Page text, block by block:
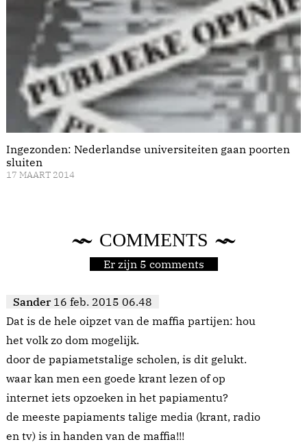
Ingezonden: Nederlandse universiteiten gaan poorten
sluiten
17 MAART 2014
COMMENTS
Er zijn 5 comments
Sander 16 feb. 2015 06.48
Dat is de hele oipzet van de maffia partijen: hou
het volk zo dom mogelijk.
door de papiametstalige scholen, is dit gelukt.
waar kan men een goede krant lezen of op
internet iets opzoeken in het papiamentu?
de meeste papiaments talige media (krant, radio
en tv) is in handen van de maffia!!!